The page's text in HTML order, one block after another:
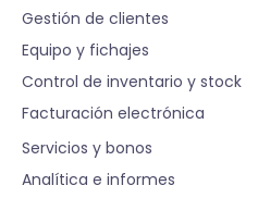
Gestión de clientes
Equipo y fichajes
Control de inventario y stock
Facturación electrónica
Servicios y bonos
Analítica e informes